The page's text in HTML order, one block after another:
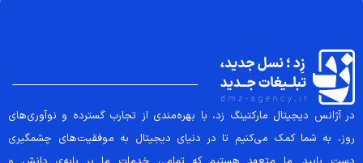
در آژانس دیجیتال مارکتینگ زد، با بهره‌مندی از تجارب گسترده و نوآوری‌های
روز، به شما کمک می‌کنیم تا در دنیای دیجیتال به موفقیت‌های چشمگیری